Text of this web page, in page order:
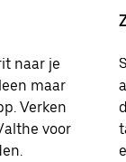
naar je
maar
Verken
voor